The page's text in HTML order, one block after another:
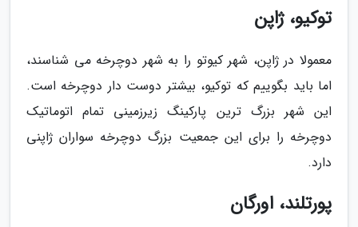
توکیو، ژاپن
معمولا در ژاپن، شهر کیوتو را به شهر دوچرخه می شناسند،
اما باید بگوییم که توکیو، بیشتر دوست دار دوچرخه است.
این شهر بزرگ ترین پارکینگ زیرزمینی تمام اتوماتیک
دوچرخه را برای این جمعیت بزرگ دوچرخه سواران ژاپنی
دارد.
پورتلند، اورگان